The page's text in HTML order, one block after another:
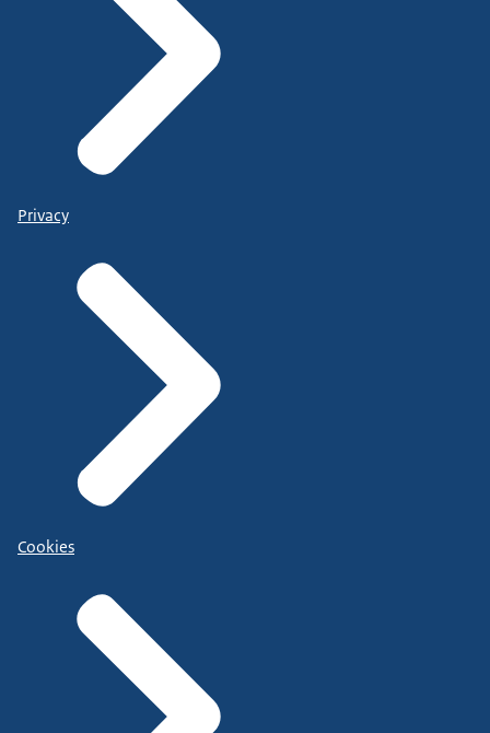
Privacy
Cookies